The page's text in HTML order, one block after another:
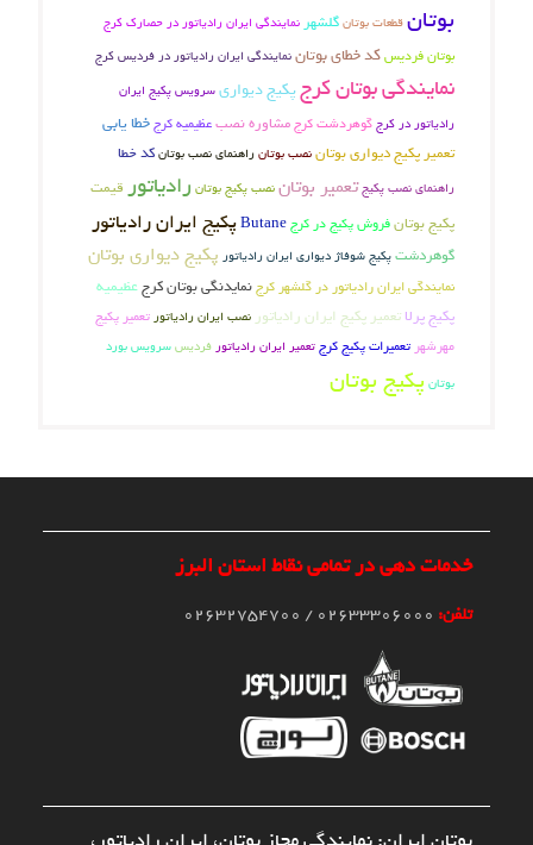
بوتان قطعات بوتان گلشهر نمایندگی ایران رادیاتور در حصارک کرج
بوتان فردیسکد خطای بوتاننمایندگی ایران رادیاتور در فردیس کرج
نمایندگی بوتان کرجپکیج دیواریسرویس پکیج ایران
رادیاتور در کرجگوهردشت کرجمشاوره نصبعظیمیه کرجخطا یابی
تعمیر پکیج دیواری بوتاننصب بوتانراهنمای نصب بوتانکد خطا
راهنمای نصب پکیجتعمیر بوتاننصب پکیج بوتان رادیاتور قیمت
پکیج بوتانفروش پکیج در کرجButaneپکیج ایران رادیاتور
گوهردشتپکیج شوفاژ دیواری ایران رادیاتور پکیج دیواری بوتان
نمایندگی ایران رادیاتور در گلشهر کرجنمایدنگی بوتان کرجعظیمیه
پکیج پرلا تعمیر پکیج ایران رادیاتور نصب ایران رادیاتور تعمیر پکیج
مهرشهر تعمیرات پکیج کرجتعمیر ایران رادیاتورفردیس سرویس بورد
بوتان پکیج بوتان
خدمات دهی در تمامی نقاط استان البرز
تلفن: